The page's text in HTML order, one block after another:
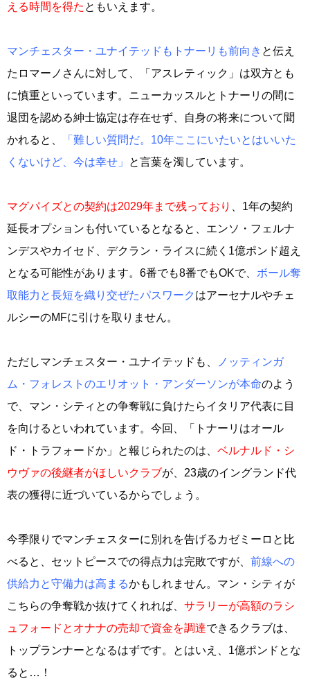
える時間を得た ともいえます。
マンチェスター・ユナイテッドもトナーリも前向き と伝え
たロマーノさんに対して、「アスレティック」は双方とも
に慎重といっています。ニューカッスルとトナーリの間に
退団を認める紳士協定は存在せず、自身の将来について聞
かれると、
「難しい質問だ。10年ここにいたいとはいいた
くないけど、今は幸せ」
と言葉を濁しています。
マグパイズとの契約は2029年まで残っており
、1年の契約
延長オプションも付いているとなると、エンソ・フェルナ
ンデスやカイセド、デクラン・ライスに続く1億ポンド超え
となる可能性があります。6番でも8番でもOKで、 ボール奪
取能力と長短を織り交ぜたパスワーク はアーセナルやチェ
ルシーのMFに引けを取りません。
ただしマンチェスター・ユナイテッドも、
ノッティンガ
ム・フォレストのエリオット・アンダーソンが本命のよう
で、マン・シティとの争奪戦に負けたらイタリア代表に目
を向けるといわれています。今回、「トナーリはオール
ド・トラフォードか」と報じられたのは、 ベルナルド・シ
ウヴァの後継者がほしいクラブが、23歳のイングランド代
表の獲得に近づいているからでしょう。
今季限りでマンチェスターに別れを告げるカゼミーロと比
べると、セットピースでの得点力は完敗ですが、 前線への
供給力と守備力は高まるかもしれません。マン・シティが
こちらの争奪戦か抜けてくれれば、 サラリーが高額のラシ
ュフォードとオナナの売却で資金を調達できるクラブは、
トップランナーとなるはずです。とはいえ、1億ポンドとな
ると…！